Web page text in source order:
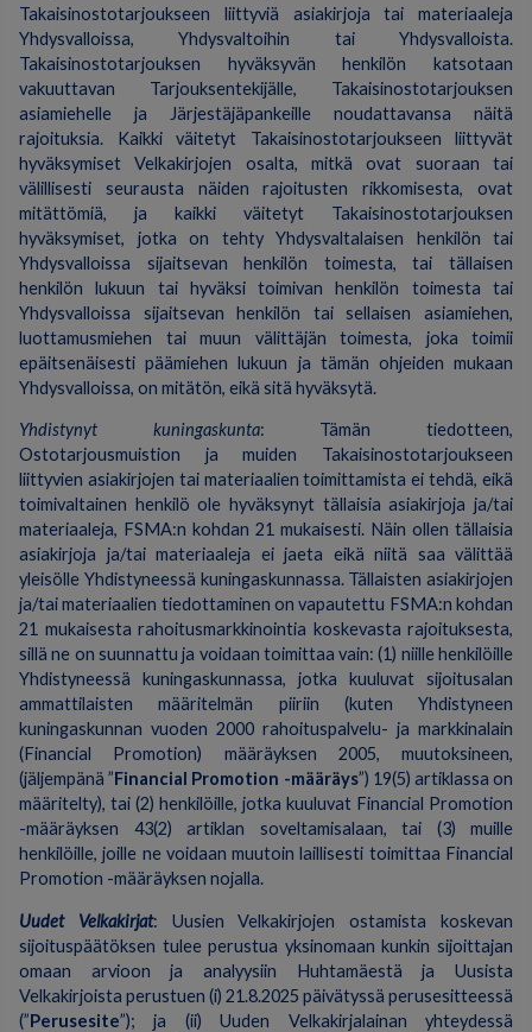
Takaisinostotarjoukseen liittyviä asiakirjoja tai materiaaleja
Yhdysvalloissa, Yhdysvaltoihin tai Yhdysvalloista.
Takaisinostotarjouksen hyväksyvän henkilön katsotaan
vakuuttavan Tarjouksentekijälle, Takaisinostotarjouksen
asiamiehelle ja Järjestäjäpankeille noudattavansa näitä
rajoituksia. Kaikki väitetyt Takaisinostotarjoukseen liittyvät
hyväksymiset Velkakirjojen osalta, mitkä ovat suoraan tai
välillisesti seurausta näiden rajoitusten rikkomisesta, ovat
mitättömiä, ja kaikki väitetyt Takaisinostotarjouksen
hyväksymiset, jotka on tehty Yhdysvaltalaisen henkilön tai
Yhdysvalloissa sijaitsevan henkilön toimesta, tai tällaisen
henkilön lukuun tai hyväksi toimivan henkilön toimesta tai
Yhdysvalloissa sijaitsevan henkilön tai sellaisen asiamiehen,
luottamusmiehen tai muun välittäjän toimesta, joka toimii
epäitsenäisesti päämiehen lukuun ja tämän ohjeiden mukaan
Yhdysvalloissa, on mitätön, eikä sitä hyväksytä.
Yhdistynyt kuningaskunta: Tämän tiedotteen,
Ostotarjousmuistion ja muiden Takaisinostotarjoukseen
liittyvien asiakirjojen tai materiaalien toimittamista ei tehdä, eikä
toimivaltainen henkilö ole hyväksynyt tällaisia asiakirjoja ja/tai
materiaaleja, FSMA:n kohdan 21 mukaisesti. Näin ollen tällaisia
asiakirjoja ja/tai materiaaleja ei jaeta eikä niitä saa välittää
yleisölle Yhdistyneessä kuningaskunnassa. Tällaisten asiakirjojen
ja/tai materiaalien tiedottaminen on vapautettu FSMA:n kohdan
21 mukaisesta rahoitusmarkkinointia koskevasta rajoituksesta,
sillä ne on suunnattu ja voidaan toimittaa vain: (1) niille henkilöille
Yhdistyneessä kuningaskunnassa, jotka kuuluvat sijoitusalan
ammattilaisten määritelmän piiriin (kuten Yhdistyneen
kuningaskunnan vuoden 2000 rahoituspalvelu- ja markkinalain
(Financial Promotion) määräyksen 2005, muutoksineen,
(jäljempänä ”Financial Promotion -määräys”) 19(5) artiklassa on
määritelty), tai (2) henkilöille, jotka kuuluvat Financial Promotion
-määräyksen 43(2) artiklan soveltamisalaan, tai (3) muille
henkilöille, joille ne voidaan muutoin laillisesti toimittaa Financial
Promotion -määräyksen nojalla.
Uudet Velkakirjat: Uusien Velkakirjojen ostamista koskevan
sijoituspäätöksen tulee perustua yksinomaan kunkin sijoittajan
omaan arvioon ja analyysiin Huhtamäestä ja Uusista
Velkakirjoista perustuen (i) 21.8.2025 päivätyssä perusesitteessä
(”Perusesite”); ja (ii) Uuden Velkakirjalainan yhteydessä